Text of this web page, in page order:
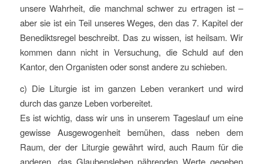
unsere Wahrheit, die manchmal schwer zu ertragen ist –
aber sie ist ein Teil unseres Weges, den das 7. Kapitel der
Benediktsregel beschreibt. Das zu wissen, ist heilsam. Wir
kommen dann nicht in Versuchung, die Schuld auf den
Kantor, den Organisten oder sonst andere zu schieben.
c) Die Liturgie ist im ganzen Leben verankert und wird
durch das ganze Leben vorbereitet.
Es ist wichtig, dass wir uns in unserem Tageslauf um eine
gewisse Ausgewogenheit bemühen, dass neben dem
Raum, der der Liturgie gewährt wird, auch Raum für die
anderen, das Glaubensleben nährenden Werte gegeben